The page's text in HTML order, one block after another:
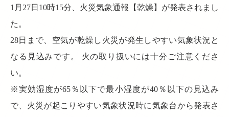
1月27日10時15分、火災気象通報【乾燥】が発表されまし
た。
28日まで、空気が乾燥し火災が発生しやすい気象状況と
なる見込みです。 火の取り扱いには十分ご注意くださ
い。
※実効湿度が65％以下で最小湿度が40％以下の見込み
で、火災が起こりやすい気象状況時に気象台から発表さ